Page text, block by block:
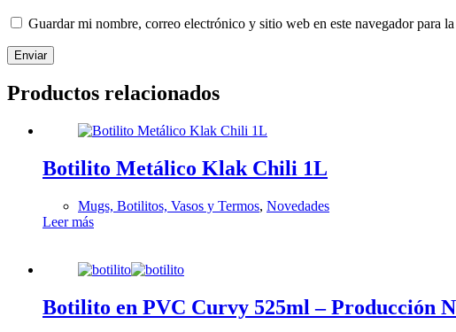
Guardar mi nombre, correo electrónico y sitio web en este navegador para
Enviar
Productos relacionados
Botilito Metálico Klak Chili 1L
Mugs, Botilitos, Vasos y Termos, Novedades
Leer más
Botilito en PVC Curvy 525ml – Producción